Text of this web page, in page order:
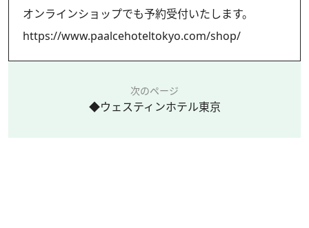
オンラインショップでも予約受付いたします。
https://www.paalcehoteltokyo.com/shop/
次のページ
◆ウェスティンホテル東京